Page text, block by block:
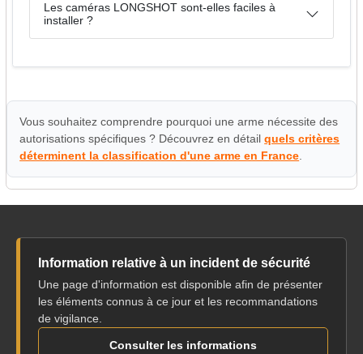
Les caméras LONGSHOT sont-elles faciles à
installer ?
Vous souhaitez comprendre pourquoi une arme nécessite des
autorisations spécifiques ? Découvrez en détailquels critères
déterminent la classification d'une arme en France
Information relative à un incident de sécurité
Une page d'information est disponible afin de présenter
les éléments connus à ce jour et les recommandations
de vigilance.
Consulter les informations